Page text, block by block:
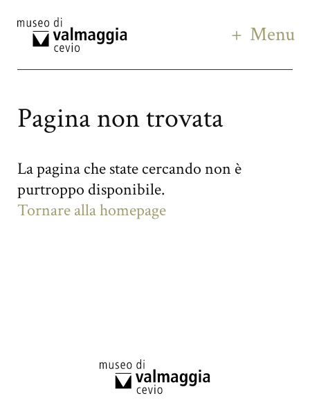
Menu
Pagina non trovata
La pagina che state cercando non è
purtroppo disponibile.
Tornare alla homepage